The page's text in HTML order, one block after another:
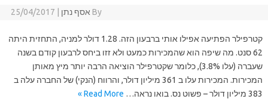
By אסף נתן 25/04/2017
קטרפילר הפתיעה אפילו אותי ברבעון הזה. 1.28 דולר למניה, התחזית היתה
62 סנט. מה שיפה הוא שהמכירות כמעט ולא זזו ביחס לרבעון קודם בשנה
שעברה (עלו 3.8%), כלומר שקטרפילר הוציאה הרבה יותר מיץ מאותן
המכירות. המכירות עלו ב 361 מיליון דולר, והרווח (הנקי) של החברה עלה ב
383 מיליון דולר – פשוט נס. בואו נראה…
Read More »